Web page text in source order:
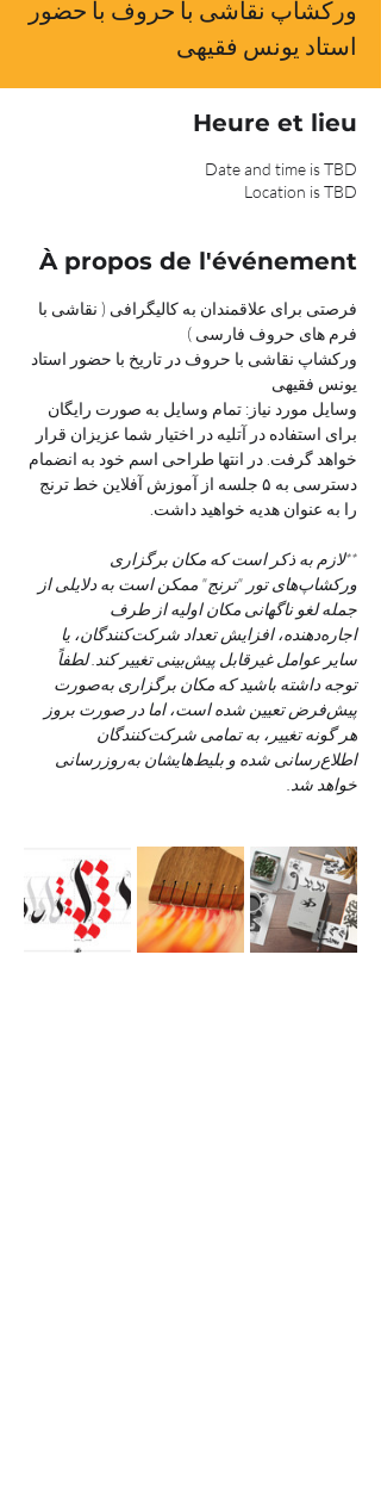
ورکشاپ نقاشی با حروف با حضور
استاد یونس فقیهی
Heure et lieu
Date and time is TBD
Location is TBD
À propos de l'événement
فرصتی برای علاقمندان به کالیگرافی ( نقاشی با
فرم های حروف فارسی )
ورکشاپ نقاشی با حروف در تاریخ با حضور استاد
یونس فقیهی
وسایل مورد نیاز: تمام وسایل به صورت رایگان
برای استفاده در آتلیه در اختیار شما عزیزان قرار
خواهد گرفت. در انتها طراحی اسم خود به انضمام
دسترسی به ۵ جلسه از آموزش آفلاین خط ترنج
را به عنوان هدیه خواهید داشت.
**لازم به ذکر است که مکان برگزاری
ورکشاپ‌های تور "ترنج" ممکن است به دلایلی از
جمله لغو ناگهانی مکان اولیه از طرف
اجاره‌دهنده، افزایش تعداد شرکت‌کنندگان، یا
سایر عوامل غیرقابل پیش‌بینی تغییر کند. لطفاً
توجه داشته باشید که مکان برگزاری به‌صورت
پیش‌فرض تعیین شده است، اما در صورت بروز
هر گونه تغییر، به تمامی شرکت‌کنندگان
اطلاع‌رسانی شده و بلیط‌هایشان به‌روزرسانی
خواهد شد.